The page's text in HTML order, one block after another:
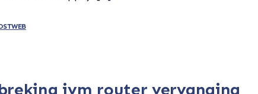
ivm router vervanging